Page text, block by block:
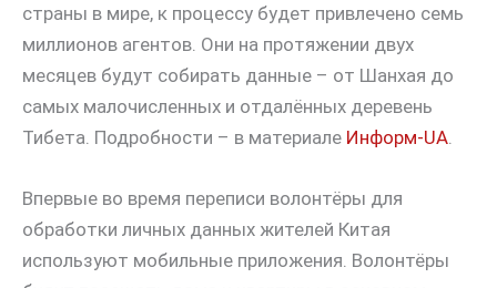
страны в мире, к процессу будет привлечено семь
миллионов агентов. Они на протяжении двух
месяцев будут собирать данные – от Шанхая до
самых малочисленных и отдалённых деревень
Тибета. Подробности – в материале Информ-UA
Впервые во время переписи волонтёры для
обработки личных данных жителей Китая
используют мобильные приложения. Волонтёры